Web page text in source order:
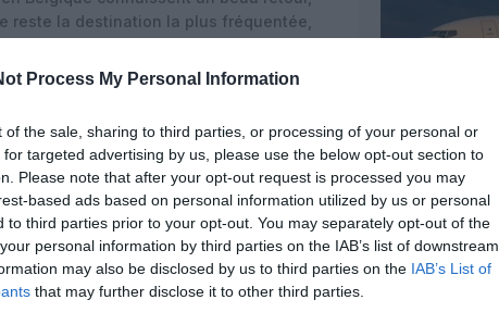
Process My Personal Information
of the sale, sharing to third parties, or processing of your personal or
targeted advertising by us, please use the below opt-out section to
Please note that after your opt-out request is processed you may
based ads based on personal information utilized by us or personal
to third parties prior to your opt-out. You may separately opt-out of the
personal information by third parties on the IAB’s list of downstream
may also be disclosed by us to third parties on the IAB’s List of
that may further disclose it to other third parties.
reste la destination la plus fréquentée,
le plus. Plus de la moitié des
preuve que de nombreux Belges ont
du sud ont marqué le pas en plein été,
par les Belges l’an dernier pour éviter
Londres, malgré l’obligation d’un
York fait une percée remarquée dans
les Belges, qui continuent de privilégier
sécurité et confort sont les maîtres
La popularité de l’all-inclusive, la